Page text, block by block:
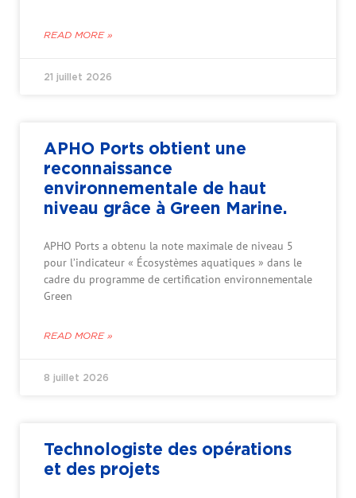
READ MORE »
21 juillet 2026
APHO Ports obtient une
reconnaissance
environnementale de haut
niveau grâce à Green Marine.
APHO Ports a obtenu la note maximale de niveau 5
pour l’indicateur « Écosystèmes aquatiques » dans le
cadre du programme de certification environnementale
Green
READ MORE »
8 juillet 2026
Technologiste des opérations
et des projets